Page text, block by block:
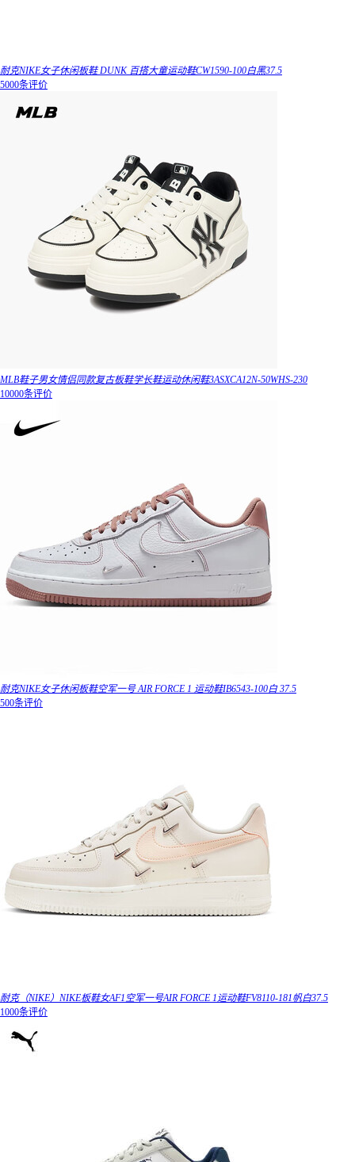
耐克NIKE女子休闲板鞋 DUNK 百搭大童运动鞋CW1590-100白黑37.5
5000条评价
MLB鞋子男女情侣同款复古板鞋学长鞋运动休闲鞋3ASXCA12N-50WHS-230
10000条评价
耐克NIKE女子休闲板鞋空军一号 AIR FORCE 1 运动鞋IB6543-100白 37.5
500条评价
耐克（NIKE）NIKE板鞋女AF1空军一号AIR FORCE 1运动鞋FV8110-181帆白37.5
1000条评价